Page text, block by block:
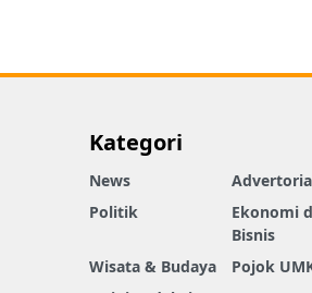
Kategori
News
Politik
Ekonomi
Bisnis
Wisata & Budaya
Pojok